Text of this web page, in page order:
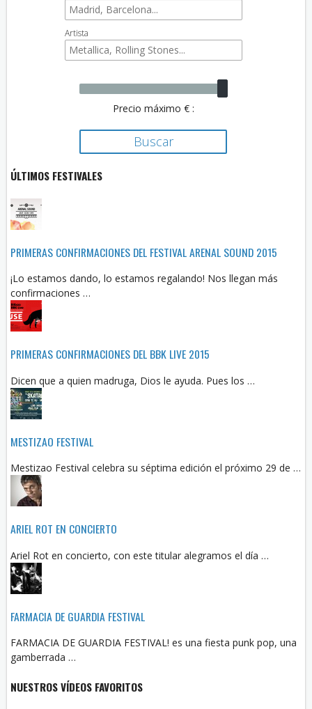
Artista
Precio máximo € :
ÚLTIMOS FESTIVALES
PRIMERAS CONFIRMACIONES DEL FESTIVAL ARENAL SOUND 2015
¡Lo estamos dando, lo estamos regalando! Nos llegan más
confirmaciones …
PRIMERAS CONFIRMACIONES DEL BBK LIVE 2015
Dicen que a quien madruga, Dios le ayuda. Pues los …
MESTIZAO FESTIVAL
Mestizao Festival celebra su séptima edición el próximo 29 de …
ARIEL ROT EN CONCIERTO
Ariel Rot en concierto, con este titular alegramos el día …
FARMACIA DE GUARDIA FESTIVAL
FARMACIA DE GUARDIA FESTIVAL! es una fiesta punk pop, una
gamberrada …
NUESTROS VÍDEOS FAVORITOS